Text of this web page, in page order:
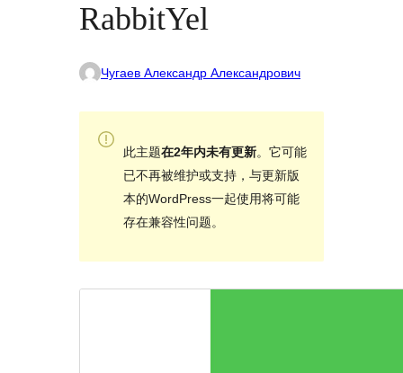
RabbitYel
Чугаев Александр Александрович
此主题在2年内未有更新。它可能
已不再被维护或支持，与更新版
本的WordPress一起使用将可能
存在兼容性问题。